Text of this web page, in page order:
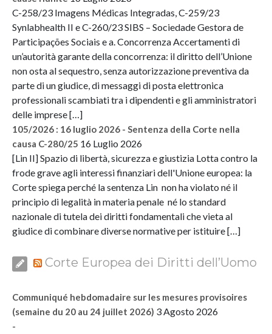
C-258/23 Imagens Médicas Integradas, C-259/23
Synlabhealth II e C-260/23 SIBS – Sociedade Gestora de
Participações Sociais e a. Concorrenza Accertamenti di
un’autorità garante della concorrenza: il diritto dell’Unione
non osta al sequestro, senza autorizzazione preventiva da
parte di un giudice, di messaggi di posta elettronica
professionali scambiati tra i dipendenti e gli amministratori
delle imprese […]
105/2026 : 16 luglio 2026 - Sentenza della Corte nella
causa C-280/25 16 Luglio 2026
[Lin II] Spazio di libertà, sicurezza e giustizia Lotta contro la
frode grave agli interessi finanziari dell'Unione europea: la
Corte spiega perché la sentenza Lin non ha violato né il
principio di legalità in materia penale né lo standard
nazionale di tutela dei diritti fondamentali che vieta al
giudice di combinare diverse normative per istituire […]
Corte Europea dei Diritti dell’Uomo
Communiqué hebdomadaire sur les mesures provisoires
(semaine du 20 au 24 juillet 2026) 3 Agosto 2026
-